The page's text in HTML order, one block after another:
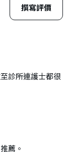
撰寫評價
診所連護士都很
薦。